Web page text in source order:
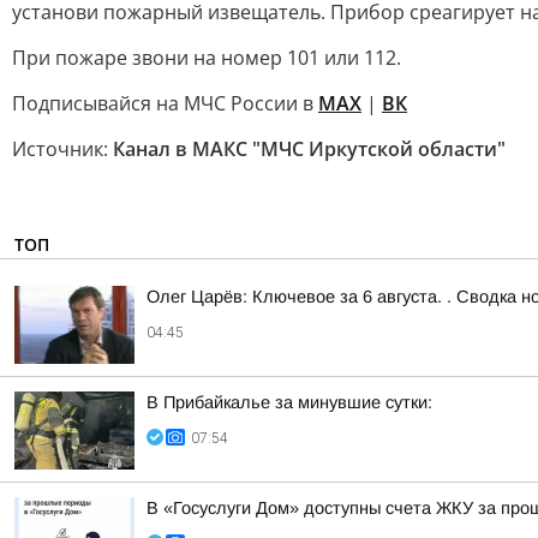
установи пожарный извещатель. Прибор среагирует
При пожаре звони на номер 101 или 112.
Подписывайся на МЧС России в MAX | ВК
Источник: Канал в МАКС "МЧС Иркутской области"
ТОП
Олег Царёв: Ключевое за 6 августа. . Сводка
04:45
В Прибайкалье за минувшие сутки:
07:54
В «Госуслуги Дом» доступны счета ЖКУ за